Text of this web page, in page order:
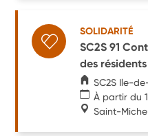
SOLIDARITÉ
SC2S 91
des
SC2S Ile-
À partir du
Saint-